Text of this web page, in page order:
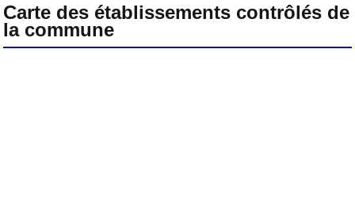
Carte des établissements contrôlés de
la commune